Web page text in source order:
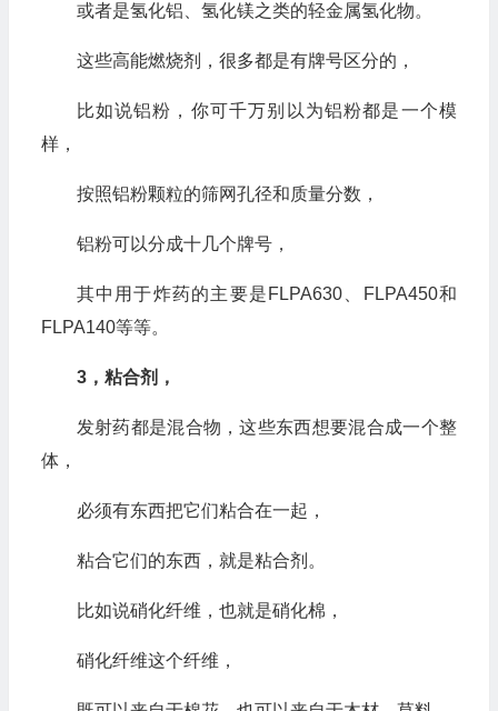
或者是氢化铝、氢化镁之类的轻金属氢化物。
这些高能燃烧剂，很多都是有牌号区分的，
比如说铝粉，你可千万别以为铝粉都是一个模
样，
按照铝粉颗粒的筛网孔径和质量分数，
铝粉可以分成十几个牌号，
其中用于炸药的主要是FLPA630、FLPA450和
FLPA140等等。
3，粘合剂，
发射药都是混合物，这些东西想要混合成一个整
体，
必须有东西把它们粘合在一起，
粘合它们的东西，就是粘合剂。
比如说硝化纤维，也就是硝化棉，
硝化纤维这个纤维，